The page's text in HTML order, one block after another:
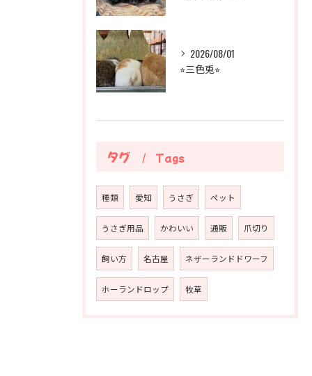
2026/08/01
⭐︎三色兎⭐︎
タグ Tags
種類 愛知 うさぎ ペット
うさぎ用品 かわいい 通販 爪切り
飼い方 名古屋 ネザーランドドワーフ
ホーランドロップ 牧草